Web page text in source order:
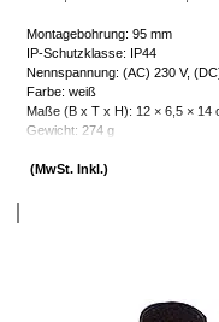
Montagebohrung: 95 mm
IP-Schutzklasse: IP44
Nennspannung: (AC) 230 V,
Farbe: weiß
Maße (B x T x H): 12 × 6,5 × 14
Gewicht: 274 g
(MwSt. Inkl.)